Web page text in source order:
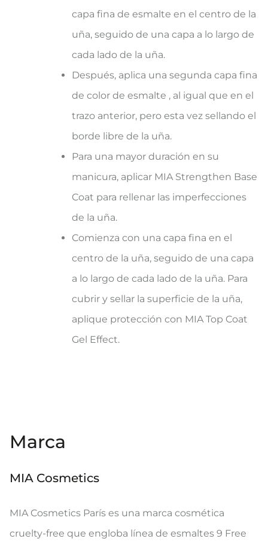
capa fina de esmalte en el centro de la
uña, seguido de una capa a lo largo de
cada lado de la uña.
Después, aplica una segunda capa fina
de color de esmalte , al igual que en el
trazo anterior, pero esta vez sellando el
borde libre de la uña.
Para una mayor duración en su
manicura, aplicar MIA Strengthen Base
Coat para rellenar las imperfecciones
de la uña.
Comienza con una capa fina en el
centro de la uña, seguido de una capa
a lo largo de cada lado de la uña. Para
cubrir y sellar la superficie de la uña,
aplique protección con MIA Top Coat
Gel Effect.
Marca
MIA Cosmetics
MIA Cosmetics París es una marca cosmética
cruelty-free que engloba línea de esmaltes 9 Free